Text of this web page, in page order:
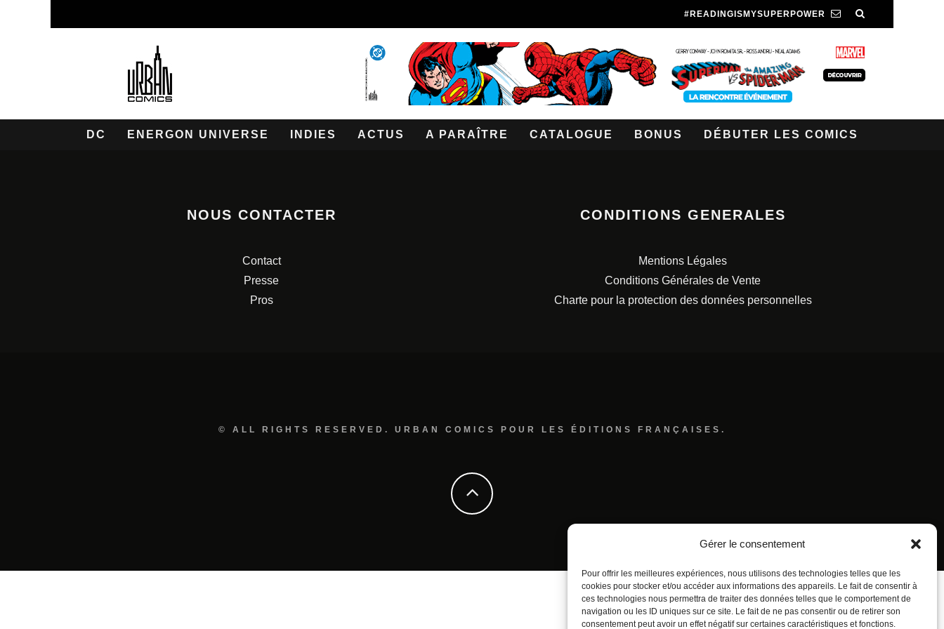
Gérer le consentement
Pour offrir les meilleures expériences, nous utilisons des technologies telles que les
cookies pour stocker et/ou accéder aux informations des appareils. Le fait de consentir à
ces technologies nous permettra de traiter des données telles que le comportement de
navigation ou les ID uniques sur ce site. Le fait de ne pas consentir ou de retirer son
consentement peut avoir un effet négatif sur certaines caractéristiques et fonctions.
#READINGISMYSUPERPOWER
DC ENERGON UNIVERSE INDIES ACTUS A PARAÎTRE CATALOGUE BONUS DÉBUTER LES COMICS
NOUS CONTACTER
Contact
Presse
Pros
CONDITIONS GENERALES
Mentions Légales
Conditions Générales de Vente
Charte pour la protection des données personnelles
© ALL RIGHTS RESERVED. URBAN COMICS POUR LES ÉDITIONS FRANÇAISES.